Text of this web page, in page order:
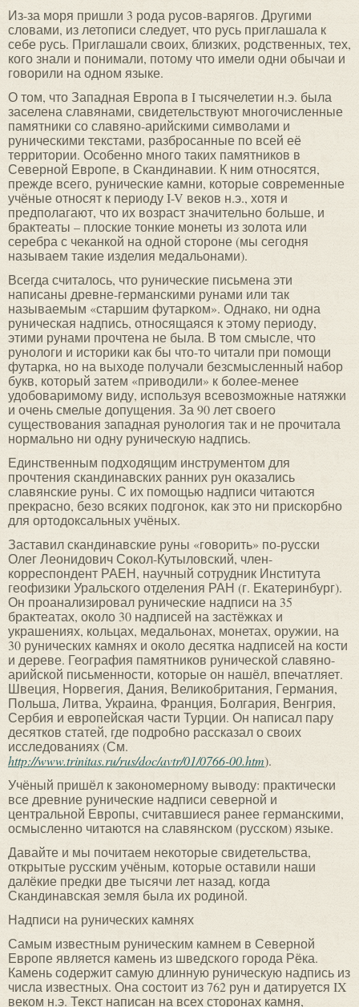
Из-за моря пришли 3 рода русов-варягов. Другими
словами, из летописи следует, что русь приглашала к
себе русь. Приглашали своих, близких, родственных, тех,
кого знали и понимали, потому что имели одни обычаи и
говорили на одном языке.
О том, что Западная Европа в I тысячелетии н.э. была
заселена славянами, свидетельствуют многочисленные
памятники со славяно-арийскими символами и
руническими текстами, разбросанные по всей её
территории. Особенно много таких памятников в
Северной Европе, в Скандинавии. К ним относятся,
прежде всего, рунические камни, которые современные
учёные относят к периоду I-V веков н.э., хотя и
предполагают, что их возраст значительно больше, и
брактеаты – плоские тонкие монеты из золота или
серебра с чеканкой на одной стороне (мы сегодня
называем такие изделия медальонами).
Всегда считалось, что рунические письмена эти
написаны древне-германскими рунами или так
называемым «старшим футарком». Однако, ни одна
руническая надпись, относящаяся к этому периоду,
этими рунами прочтена не была. В том смысле, что
рунологи и историки как бы что-то читали при помощи
футарка, но на выходе получали безсмысленный набор
букв, который затем «приводили» к более-менее
удобоваримому виду, используя всевозможные натяжки
и очень смелые допущения. За 90 лет своего
существования западная рунология так и не прочитала
нормально ни одну руническую надпись.
Единственным подходящим инструментом для
прочтения скандинавских ранних рун оказались
славянские руны. С их помощью надписи читаются
прекрасно, безо всяких подгонок, как это ни прискорбно
для ортодоксальных учёных.
Заставил скандинавские руны «говорить» по-русски
Олег Леонидович Сокол-Кутыловский, член-
корреспондент РАЕН, научный сотрудник Института
геофизики Уральского отделения РАН (г. Екатеринбург).
Он проанализировал рунические надписи на 35
брактеатах, около 30 надписей на застёжках и
украшениях, кольцах, медальонах, монетах, оружии, на
30 рунических камнях и около десятка надписей на кости
и дереве. География памятников рунической славяно-
арийской письменности, которые он нашёл, впечатляет.
Швеция, Норвегия, Дания, Великобритания, Германия,
Польша, Литва, Украина, Франция, Болгария, Венгрия,
Сербия и европейская части Турции. Он написал пару
десятков статей, где подробно рассказал о своих
исследованиях (См.
http://www.trinitas.ru/rus/doc/avtr/01/0766-00.htm).
Учёный пришёл к закономерному выводу: практически
все древние рунические надписи северной и
центральной Европы, считавшиеся ранее германскими,
осмысленно читаются на славянском (русском) языке.
Давайте и мы почитаем некоторые свидетельства,
открытые русским учёным, которые оставили наши
далёкие предки две тысячи лет назад, когда
Скандинавская земля была их родиной.
Надписи на рунических камнях
Самым известным руническим камнем в Северной
Европе является камень из шведского города Рёка.
Камень содержит самую длинную руническую надпись из
числа известных. Она состоит из 762 рун и датируется IX
веком н.э. Текст написан на всех сторонах камня,